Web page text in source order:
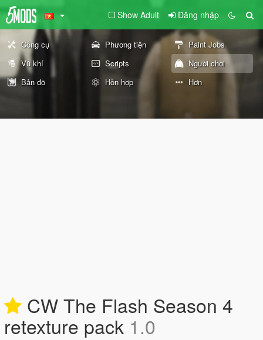
Show Adult Đăng nhập
Công cụ Phương tiện
Paint Jobs
Vũ khí
Scripts
Người chơi
Bản đồ
Hỗn hợp Hơn
CW The Flash Season 4
retexture pack 1.0